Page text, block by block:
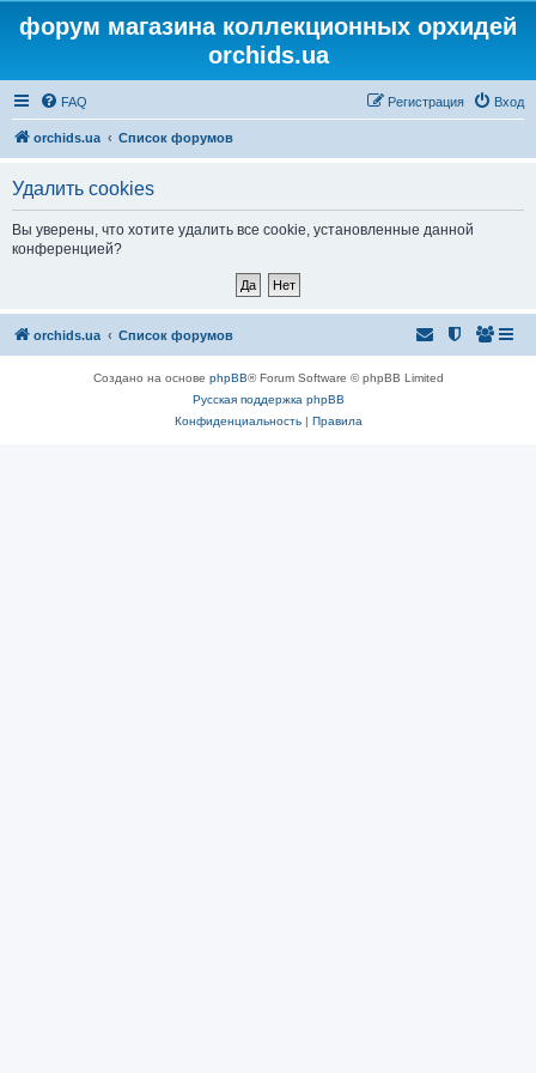
форум магазина коллекционных орхидей
orchids.ua
FAQ Вход
Регистрация
orchids.ua Список форумов
Удалить cookies
Вы уверены, что хотите удалить все cookie, установленные данной
конференцией?
orchids.ua Список форумов
Создано на основе phpBB® Forum Software © phpBB Limited
Русская поддержка phpBB
Конфиденциальность| Правила